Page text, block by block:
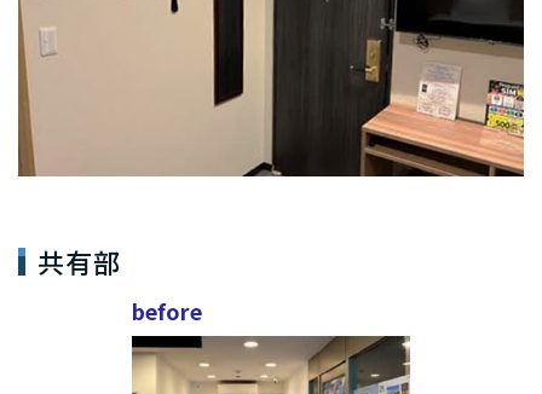
共有部
before